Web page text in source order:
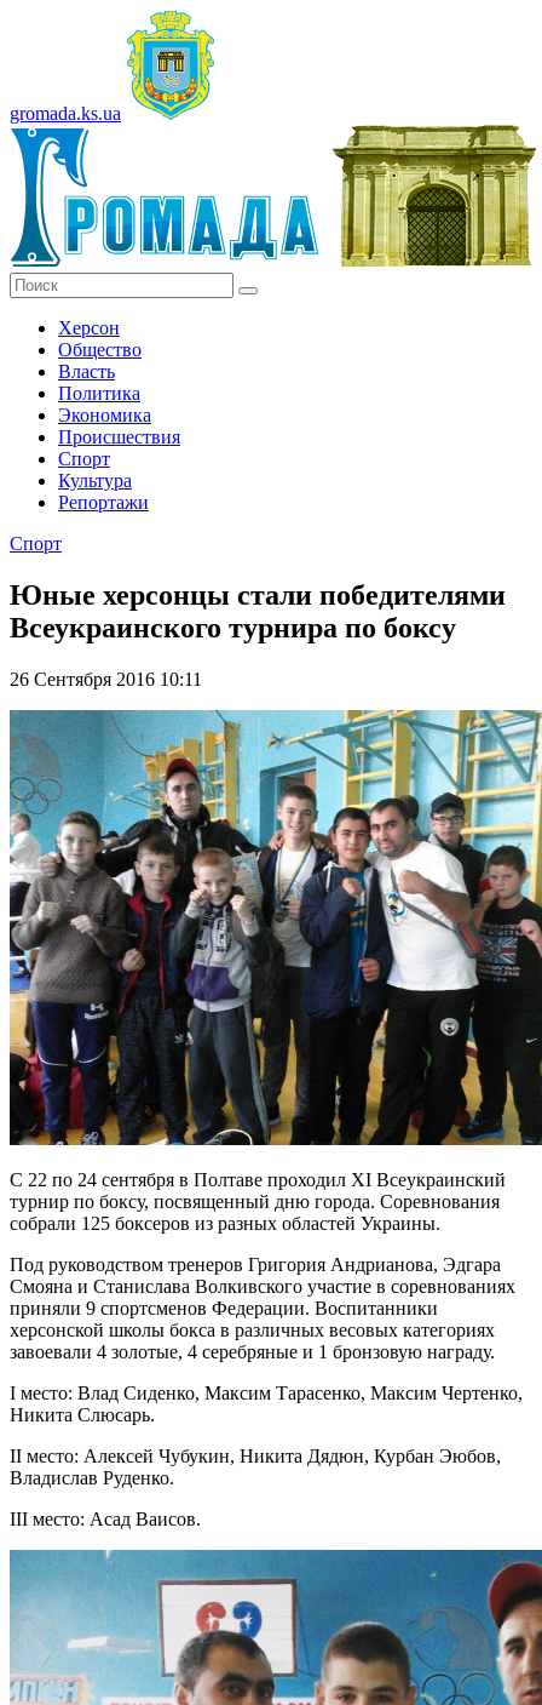
gromada.ks.ua
Херсон
Общество
Власть
Политика
Экономика
Происшествия
Спорт
Культура
Репортажи
Спорт
Юные херсонцы стали победителями
Всеукраинского турнира по боксу
26 Сентября 2016 10:11
С 22 по 24 сентября в Полтаве проходил ХI Всеукраинский
турнир по боксу, посвященный дню города. Соревнования
собрали 125 боксеров из разных областей Украины.
Под руководством тренеров Григория Андрианова, Эдгара
Смояна и Станислава Волкивского участие в соревнованиях
приняли 9 спортсменов Федерации. Воспитанники
херсонской школы бокса в различных весовых категориях
завоевали 4 золотые, 4 серебряные и 1 бронзовую награду.
I место: Влад Сиденко, Максим Тарасенко, Максим Чертенко,
Никита Слюсарь.
II место: Алексей Чубукин, Никита Дядюн, Курбан Эюбов,
Владислав Руденко.
III место: Асад Ваисов.